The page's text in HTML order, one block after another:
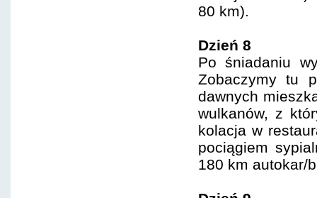
80 km).
Dzień 8
Po śniadaniu
Zobaczymy tu
dawnych
wulkanów, z
kolacja w
pociągiem
180 km autokar/